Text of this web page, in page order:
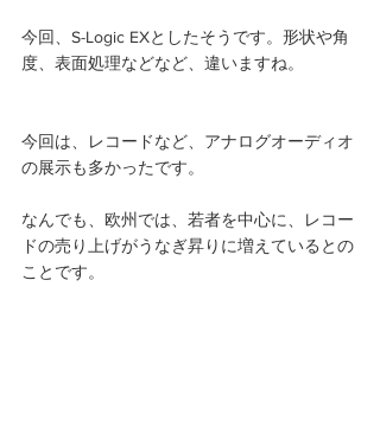
今回、S-Logic EXとしたそうです。形状や角
度、表面処理などなど、違いますね。
今回は、レコードなど、アナログオーディオ
の展示も多かったです。
なんでも、欧州では、若者を中心に、レコー
ドの売り上げがうなぎ昇りに増えているとの
ことです。